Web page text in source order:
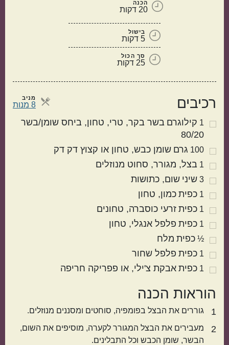
הכנה
20 דקות
בישול
5 דקות
סך הכול
25 דקות
מניב
8 מנות רכיבים
1 קילוגרם בשר בקר טרי, טחון, ביחס שומן/בשר
80/20
100 גרם שומן כבש טחון או קצוץ דק דק
1 בצל מגורר, סחוט מנוזלים
3 שיני שום כתושות
1 כפית כמון טחון
1 כפית זרעי כוסברה טחונים
1 כפית פלפל אנגלי טחון
½ כפית מלח
1 כפית פלפל שחור
1 כפית אבקת צ'ילי או פפריקה חריפה
הוראות הכנה
1 גוררים את הבצל בפומפיה, סוחטים ומסננים מנוזלים.
2
מעבירים את הבצל המגורר לקערה, מוסיפים את השום,
הבשר, שומן הכבש וכל התבלינים.
סלטים מרקים
מטבח עולמי
ישראלי
אמריקאי